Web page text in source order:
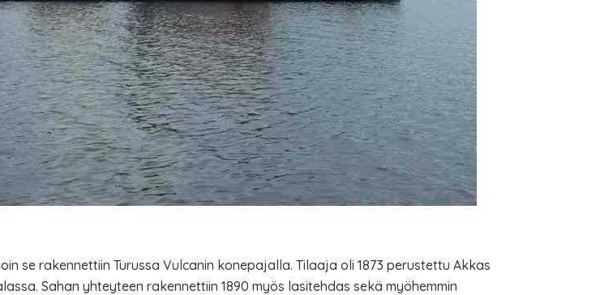
se rakennettiin Turussa Vulcanin konepajalla. Tilaaja oli 1873 perustettu Akkas
Sahan yhteyteen rakennettiin 1890 myös lasitehdas sekä myöhemmin